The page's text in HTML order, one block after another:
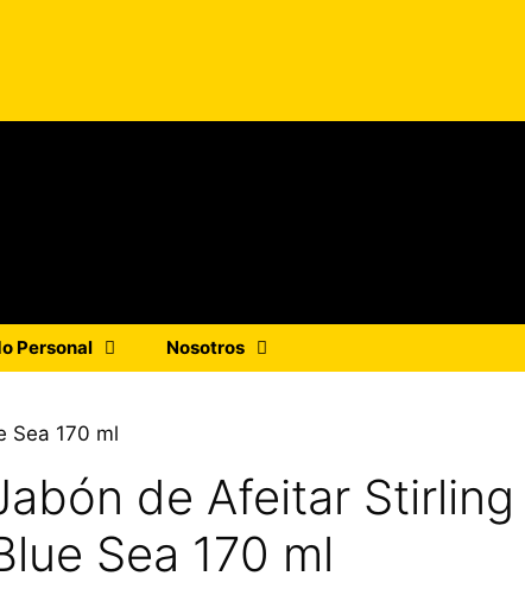
Personal Nosotros
Sea 170 ml
de Afeitar Stirling
Sea 170 ml